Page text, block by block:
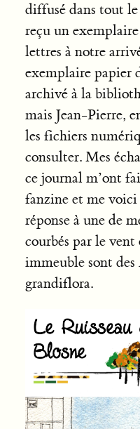
diffusé dans tout
reçu un
lettres à notre
exemplaire papier
archivé à la
mais Jean-Pierre,
les fichiers
consulter. Mes
ce journal m’ont
fanzine et me voici
réponse à une de
courbés par le
immeuble sont
grandiflora.